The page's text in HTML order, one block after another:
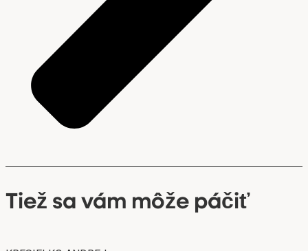
Tiež sa vám môže páčiť